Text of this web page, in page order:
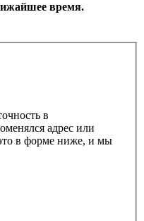
время.
в
адрес или
в форме ниже, и мы